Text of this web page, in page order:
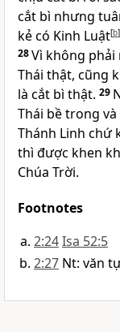
cắt bì nhưng
kẻ có Kinh Luật[b]
28Vì không phải
Thái thật, cũng
là cắt bì thật. 29
Thái bề trong
Thánh Linh chứ
thì được khen
Chúa Trời.
Footnotes
2:24Isa 52:5
2:27 Nt: văn